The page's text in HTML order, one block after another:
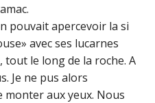
pouvait apercevoir la si
avec ses lucarnes
le long de la roche. A
Je ne pus alors
monter aux yeux. Nous